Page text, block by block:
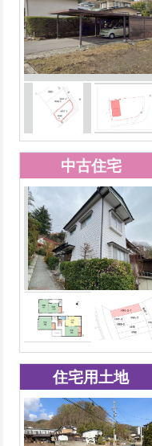
中古住宅
住宅用土地